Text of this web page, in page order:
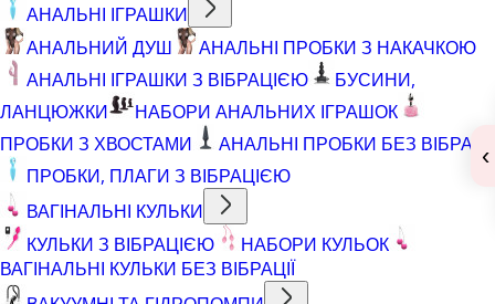
АНАЛЬНІ ІГРАШКИ
АНАЛЬНИЙ ДУШ
АНАЛЬНІ ПРОБКИ З НАКАЧКОЮ
АНАЛЬНІ ІГРАШКИ З ВІБРАЦІЄЮ
БУСИНИ,
ЛАНЦЮЖКИ
НАБОРИ АНАЛЬНИХ ІГРАШОК
ПРОБКИ З ХВОСТАМИ
АНАЛЬНІ ПРОБКИ БЕЗ ВІБРАЦІЇ
ПРОБКИ, ПЛАГИ З ВІБРАЦІЄЮ
ВАГІНАЛЬНІ КУЛЬКИ
КУЛЬКИ З ВІБРАЦІЄЮ
НАБОРИ КУЛЬОК
ВАГІНАЛЬНІ КУЛЬКИ БЕЗ ВІБРАЦІЇ
‹